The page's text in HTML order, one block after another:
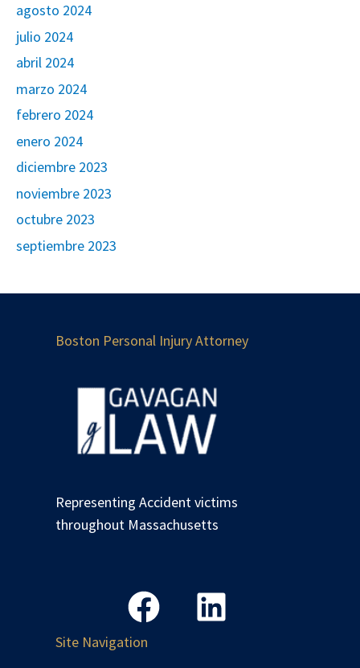
agosto 2024
julio 2024
abril 2024
marzo 2024
febrero 2024
enero 2024
diciembre 2023
noviembre 2023
octubre 2023
septiembre 2023
Boston Personal Injury Attorney
Representing Accident victims
throughout Massachusetts
Site Navigation